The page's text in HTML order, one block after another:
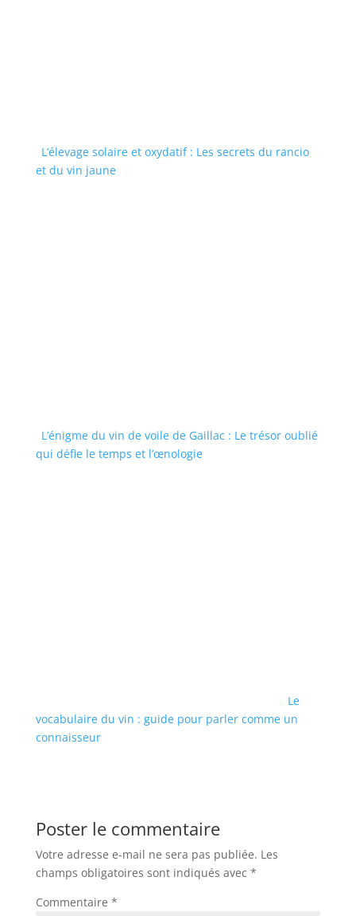
L’élevage solaire et oxydatif : Les secrets du rancio
et du vin jaune
L’énigme du vin de voile de Gaillac : Le trésor oublié
qui défie le temps et l’œnologie
Le
vocabulaire du vin : guide pour parler comme un
connaisseur
Poster le commentaire
Votre adresse e-mail ne sera pas publiée. Les
champs obligatoires sont indiqués avec *
Commentaire *